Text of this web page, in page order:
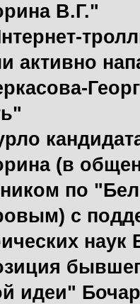
В.Г."
активно
(в
по
с
наук
идеи"